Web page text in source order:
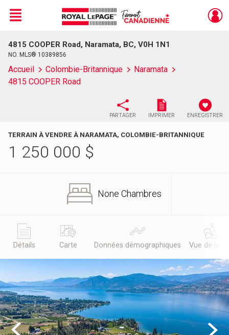
Live
En Direct
Menu
4815 COOPER Road, Naramata, BC, V0H 1N1
NO. MLS® 10389856
Accueil Colombie-Britannique
Naramata
4815 COOPER Road
PARTAGER IMPRIMER ENREGISTRER
TERRAIN À VENDRE À NARAMATA, COLOMBIE-BRITANNIQUE
1 250 000 $
None Chambres
Détails Carte Données démographiques Vue de la
Previous Next